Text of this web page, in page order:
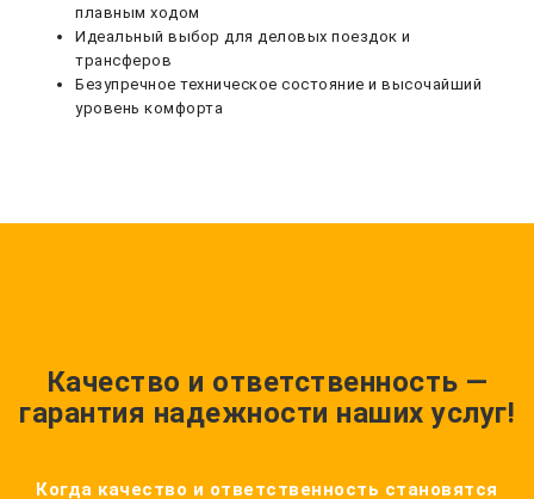
плавным ходом
Идеальный выбор для деловых поездок и
трансферов
Безупречное техническое состояние и высочайший
уровень комфорта
Качество и ответственность —
гарантия надежности наших услуг!
Когда качество и ответственность становятся